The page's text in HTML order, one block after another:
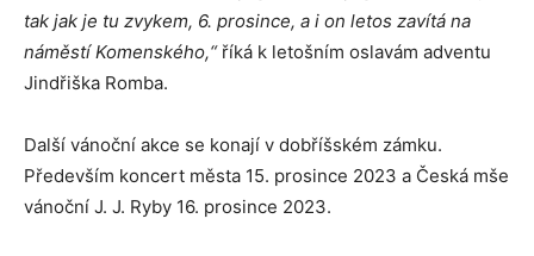
tak jak je tu zvykem, 6. prosince, a i on letos zavítá na
náměstí Komenského,“říká k letošním oslavám adventu
Jindřiška Romba.
Další vánoční akce se konají v dobříšském zámku.
Především koncert města 15. prosince 2023 a Česká mše
vánoční J. J. Ryby 16. prosince 2023.